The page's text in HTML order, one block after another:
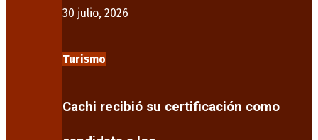
30 julio, 2026
Turismo
Cachi recibió su certificación como